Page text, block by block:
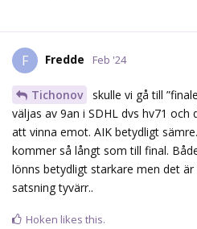
F Fredde Feb '24
Tichonov
skulle vi gå till
väljas av 9an i SDHL dvs hv71
att vinna emot. AIK betydligt
kommer så långt som till final.
lönns betydligt starkare men det
satsning tyvärr..
Hoken likes this.